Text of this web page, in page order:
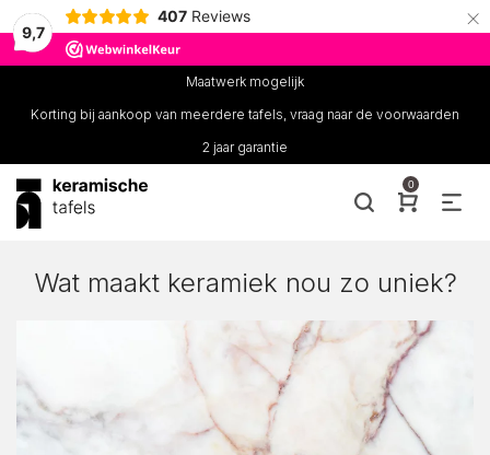
9,7
407 Reviews ×
Maatwerk mogelijk
Korting bij aankoop van meerdere tafels, vraag naar de voorwaarden
2 jaar garantie
0
Wat maakt keramiek nou zo uniek?